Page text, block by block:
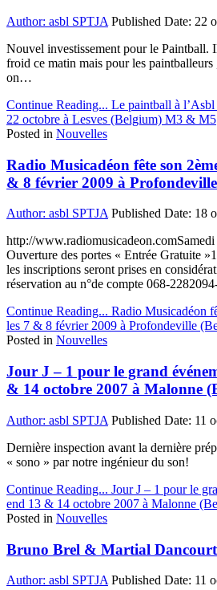
Author: asbl SPTJA Published Date: 22
Nouvel investissement pour le Paintball.
froid ce matin mais pour les
on…
Continue Reading... Le paintball à l’Asbl
22 octobre à Lesves (Belgium) M3 & M5
Posted in Nouvelles
Radio Musicadéon fête son
& 8 février 2009 à
Author: asbl SPTJA Published Date: 18
http://
Ouverture des portes « Entrée Gratuite
les inscriptions seront prises en
réservation au n°de compte 068-
Continue Reading... Radio Musicadéon
les 7 & 8 février 2009 à Profondeville
Posted in Nouvelles
Jour J – 1 pour le grand
& 14 octobre 2007 à Malonne
Author: asbl SPTJA Published Date: 11
Dernière inspection avant la dernière
« sono » par notre ingénieur du son!
Continue Reading... Jour J – 1 pour le
end 13 & 14 octobre 2007 à Malonne
Posted in Nouvelles
Bruno Brel & Martial Dancourt
Author: asbl SPTJA Published Date: 11